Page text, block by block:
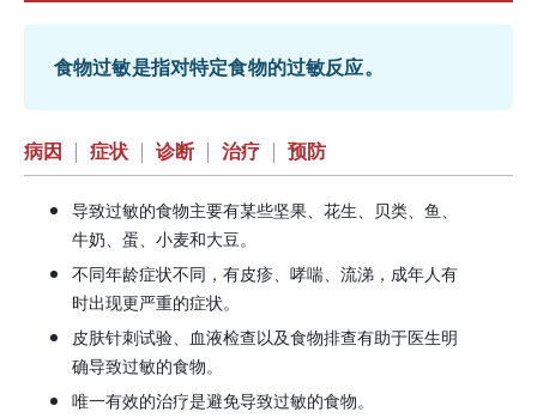
食物过敏是指对特定食物的过敏反应。
病因 | 症状 | 诊断 | 治疗 | 预防
导致过敏的食物主要有某些坚果、花生、贝类、鱼、
牛奶、蛋、小麦和大豆。
不同年龄症状不同，有皮疹、哮喘、流涕，成年人有
时出现更严重的症状。
皮肤针刺试验、血液检查以及食物排查有助于医生明
确导致过敏的食物。
唯一有效的治疗是避免导致过敏的食物。